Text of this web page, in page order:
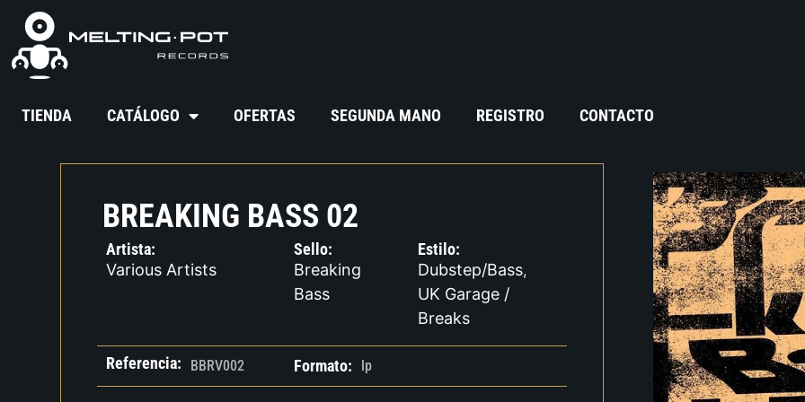
TIENDA CATÁLOGO OFERTAS SEGUNDA MANO REGISTRO CONTACTO
BREAKING BASS 02
Artista:
Various Artists
Sello:
Breaking
Bass
Estilo:
Dubstep/Bass,
UK Garage /
Breaks
Referencia: BBRV002 Formato: lp